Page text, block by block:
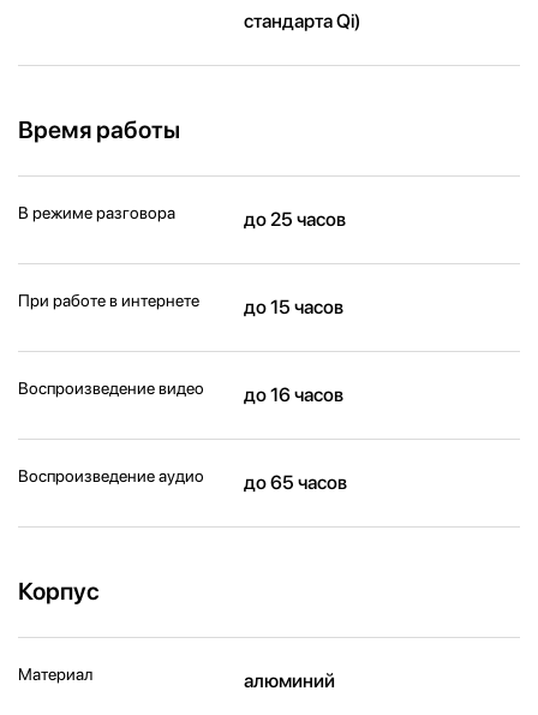
стандарта Qi)
Время работы
В режиме разговора до 25 часов
При работе в интернете до 15 часов
Воспроизведение видео до 16 часов
Воспроизведение аудио до 65 часов
Корпус
Материал алюминий